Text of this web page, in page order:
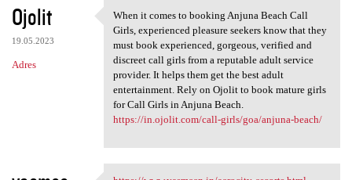
Ojolit
19.05.2023
Adres
When it comes to booking
When it comes to booking Anjuna Beach Call
Girls, experienced pleasure seekers know that they
must book experienced, gorgeous, verified and
discreet call girls from a reputable adult service
provider. It helps them get the best adult
entertainment. Rely on Ojolit to book mature girls
for Call Girls in Anjuna Beach.
https://in.ojolit.com/call-girls/goa/anjuna-beach/